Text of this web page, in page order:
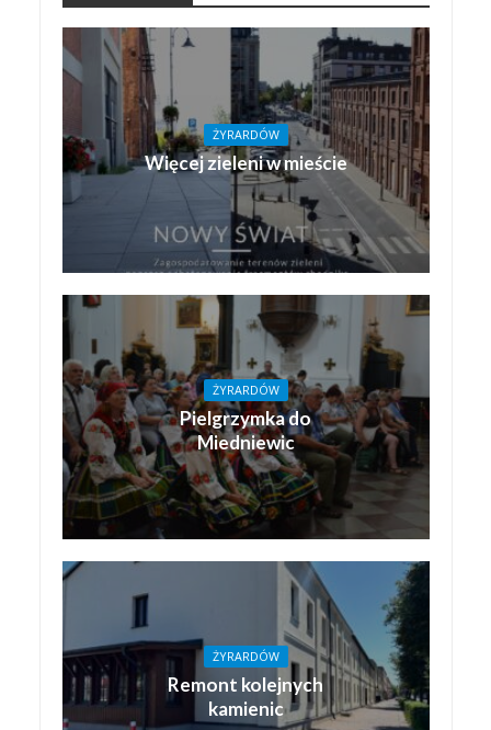
ŻYRARDÓW
Więcej zieleni w mieście
ŻYRARDÓW
Pielgrzymka do
Miedniewic
ŻYRARDÓW
Remont kolejnych
kamienic